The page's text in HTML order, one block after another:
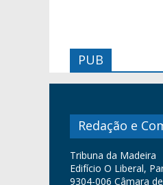
PUB
Redação e
Tribuna da Madeira
Edifício O Liberal,
9304-006 Câmara